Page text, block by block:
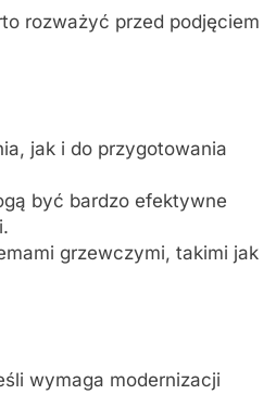
rozważyć przed podjęciem
jak i do przygotowania
być bardzo efektywne
grzewczymi, takimi jak
wymaga modernizacji